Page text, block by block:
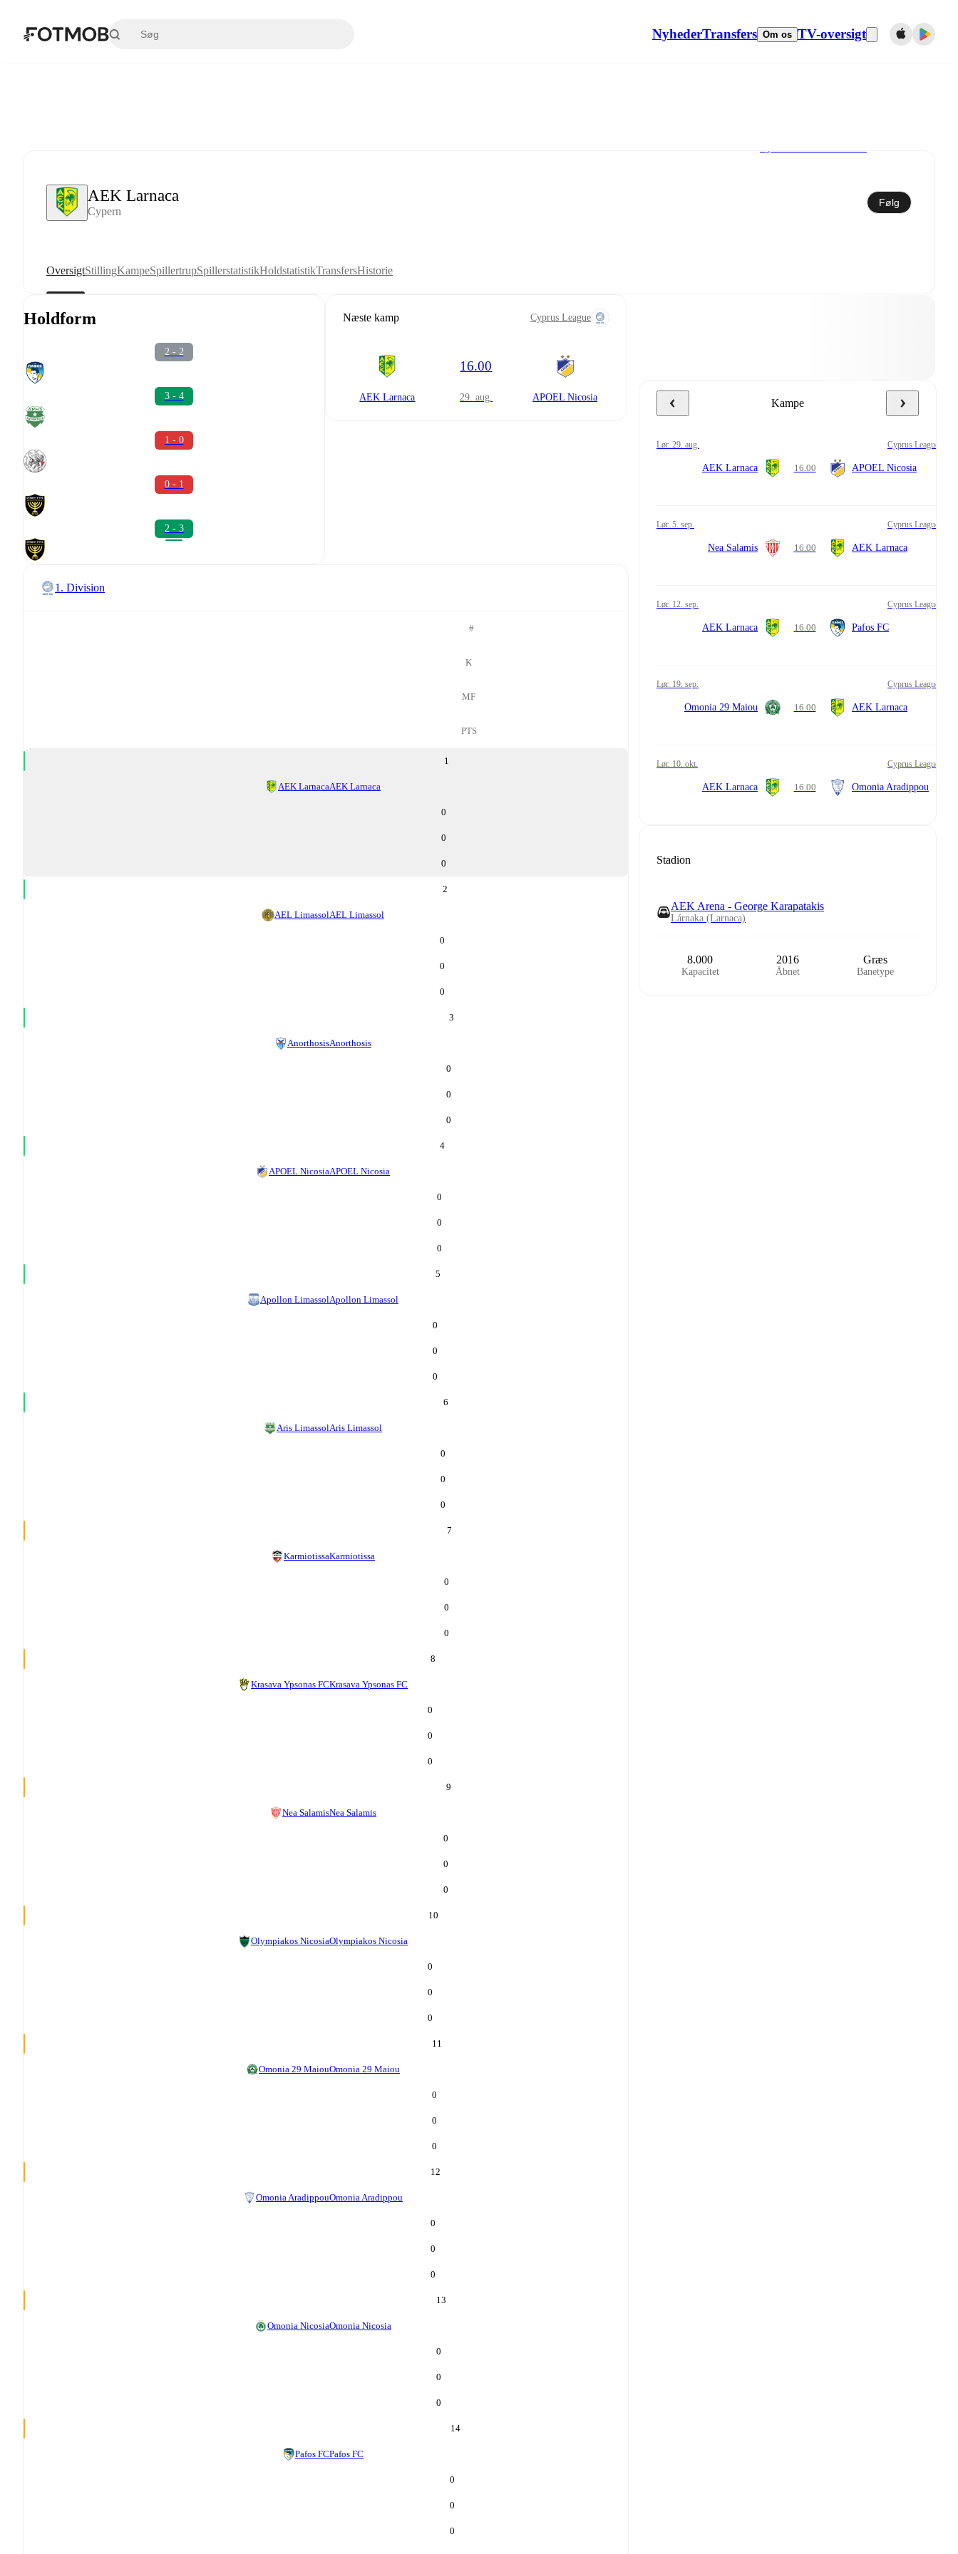
NyhederTransfers Om os TV-oversigt
AEK Larnaca
Cypern
Følg
OversigtStillingKampeSpillertrupSpillerstatistikHoldstatistikTransfersHistorie
Holdform
2 - 2
3 - 4
1 - 0
0 - 1
2 - 3
Næste kamp Cyprus League
AEK Larnaca
16.00
29. aug. APOEL Nicosia
1. Division
#
K
MF
PTS
1
AEK LarnacaAEK Larnaca
0
0
0
2
AEL LimassolAEL Limassol
0
0
0
3
AnorthosisAnorthosis
0
0
0
4
APOEL NicosiaAPOEL Nicosia
0
0
0
5
Apollon LimassolApollon Limassol
0
0
0
6
Aris LimassolAris Limassol
0
0
0
7
KarmiotissaKarmiotissa
0
0
0
8
Krasava Ypsonas FCKrasava Ypsonas FC
0
0
0
9
Nea SalamisNea Salamis
0
0
0
10
Olympiakos NicosiaOlympiakos Nicosia
0
0
0
11
Omonia 29 MaiouOmonia 29 Maiou
0
0
0
12
Omonia AradippouOmonia Aradippou
0
0
0
13
Omonia NicosiaOmonia Nicosia
0
0
0
14
Pafos FCPafos FC
0
0
0
Kampe
lør. 29. aug. Cyprus League
AEK Larnaca 16.00 APOEL Nicosia
lør. 5. sep. Cyprus League
Nea Salamis 16.00 AEK Larnaca
lør. 12. sep. Cyprus League
AEK Larnaca 16.00 Pafos FC
lør. 19. sep. Cyprus League
Omonia 29 Maiou 16.00 AEK Larnaca
lør. 10. okt. Cyprus League
AEK Larnaca 16.00 Omonia Aradippou
Stadion
AEK Arena - George Karapatakis
Lárnaka (Larnaca)
8.000
Kapacitet
2016
Åbnet
Græs
Banetype